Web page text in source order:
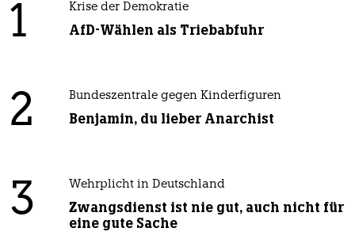
1 Krise der Demokratie
AfD-Wählen als Triebabfuhr
2 Bundeszentrale gegen Kinderfiguren
Benjamin, du lieber Anarchist
3 Wehrplicht in Deutschland
Zwangsdienst ist nie gut, auch nicht für
eine gute Sache